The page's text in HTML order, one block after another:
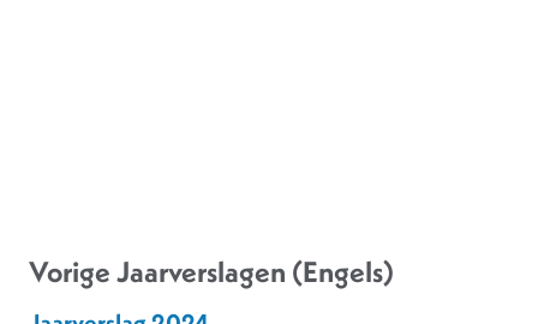
Vorige Jaarverslagen (Engels)